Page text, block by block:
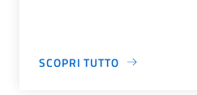
SCOPRI TUTTO